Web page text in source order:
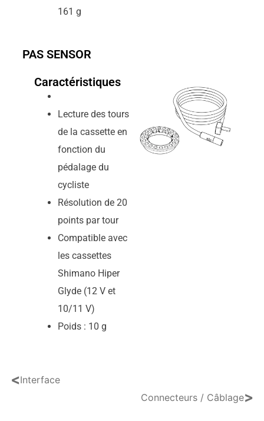
161 g
PAS SENSOR
Caractéristiques
Lecture des tours
de la cassette en
fonction du
pédalage du
cycliste
Résolution de 20
points par tour
Compatible avec
les cassettes
Shimano Hiper
Glyde (12 V et
10/11 V)
Poids : 10 g
<Interface
Connecteurs / Câblage>